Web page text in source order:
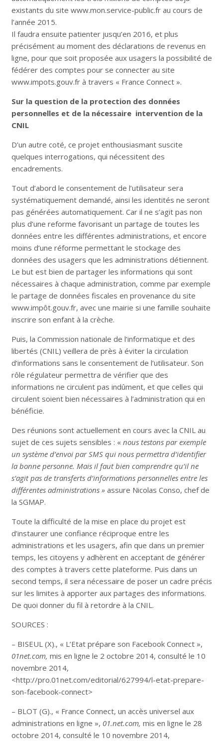
existants du site www.mon.service-public.fr au cours de
l’année 2015.
Il faudra ensuite patienter jusqu’en 2016, et plus
précisément au moment des déclarations de revenus en
ligne, pour que soit proposée aux usagers la possibilité de
fédérer des comptes pour se connecter au site
www.impots.gouv.fr à travers « France Connect ».
Sur la question de la protection des données
personnelles et de la nécessaire intervention de la
CNIL
D’un autre coté, ce projet enthousiasmant suscite
quelques interrogations, qui nécessitent des
encadrements.
Tout d’abord le consentement de l’utilisateur sera
systématiquement demandé, ainsi les identités ne seront
pas générées automatiquement. Car il ne s’agit pas non
plus d’une reforme favorisant un partage de toutes les
données entre les différentes administrations, et encore
moins d’une réforme permettant le stockage des
données des usagers que les administrations détiennent.
Le but est bien de partager les informations qui sont
nécessaires à chaque administration, comme par exemple
le partage de données fiscales en provenance du site
www.impôt.gouv.fr, avec une mairie si une famille souhaite
inscrire son enfant à la crèche.
Puis, la Commission nationale de l’informatique et des
libertés (CNIL) veillera de près à éviter la circulation
d‘informations sans le consentement de l’utilisateur. Son
rôle régulateur permettra de vérifier que des
informations ne circulent pas indûment, et que celles qui
circulent soient bien nécessaires à l’administration qui en
bénéficie.
Des réunions sont actuellement en cours avec la CNIL au
sujet de ces sujets sensibles : « nous testons par exemple
un système d’envoi par SMS qui nous permettra d’identifier
la bonne personne. Mais il faut bien comprendre qu’il ne
s’agit pas de transferts d’informations personnelles entre les
différentes administrations » assure Nicolas Conso, chef de
la SGMAP.
Toute la difficulté de la mise en place du projet est
d’instaurer une confiance réciproque entre les
administrations et les usagers, afin que dans un premier
temps, les citoyens y adhèrent en acceptant de générer
des comptes à travers cette plateforme. Puis dans un
second temps, il sera nécessaire de poser un cadre précis
sur les limites à apporter aux partages des informations.
De quoi donner du fil à retordre à la CNIL.
SOURCES :
– BISEUL (X)., « L’Etat prépare son Facebook Connect »,
01net.com, mis en ligne le 2 octobre 2014, consulté le 10
novembre 2014,
<http://pro.01net.com/editorial/627994/l-etat-prepare-
son-facebook-connect>
– BLOT (G)., « France Connect, un accès universel aux
administrations en ligne », 01.net.com, mis en ligne le 28
octobre 2014, consulté le 10 novembre 2014,